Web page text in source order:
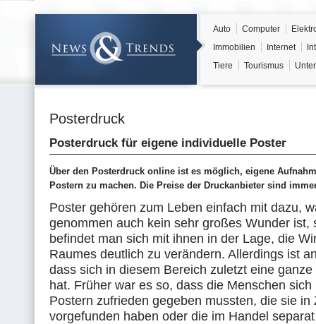
Auto Computer
Immobilien
Internet
Tiere
Tourismus
Posterdruck
Posterdruck für eigene individuelle Poster
Über den Posterdruck online ist es möglich, eigene
Postern zu machen. Die Preise der Druckanbieter sind
Poster gehören zum Leben einfach mit dazu,
genommen auch kein sehr großes Wunder ist,
befindet man sich mit ihnen in der Lage, die
Raumes deutlich zu verändern. Allerdings ist
dass sich in diesem Bereich zuletzt eine
hat. Früher war es so, dass die Menschen sich
Postern zufrieden gegeben mussten, die sie in
vorgefunden haben oder die im Handel